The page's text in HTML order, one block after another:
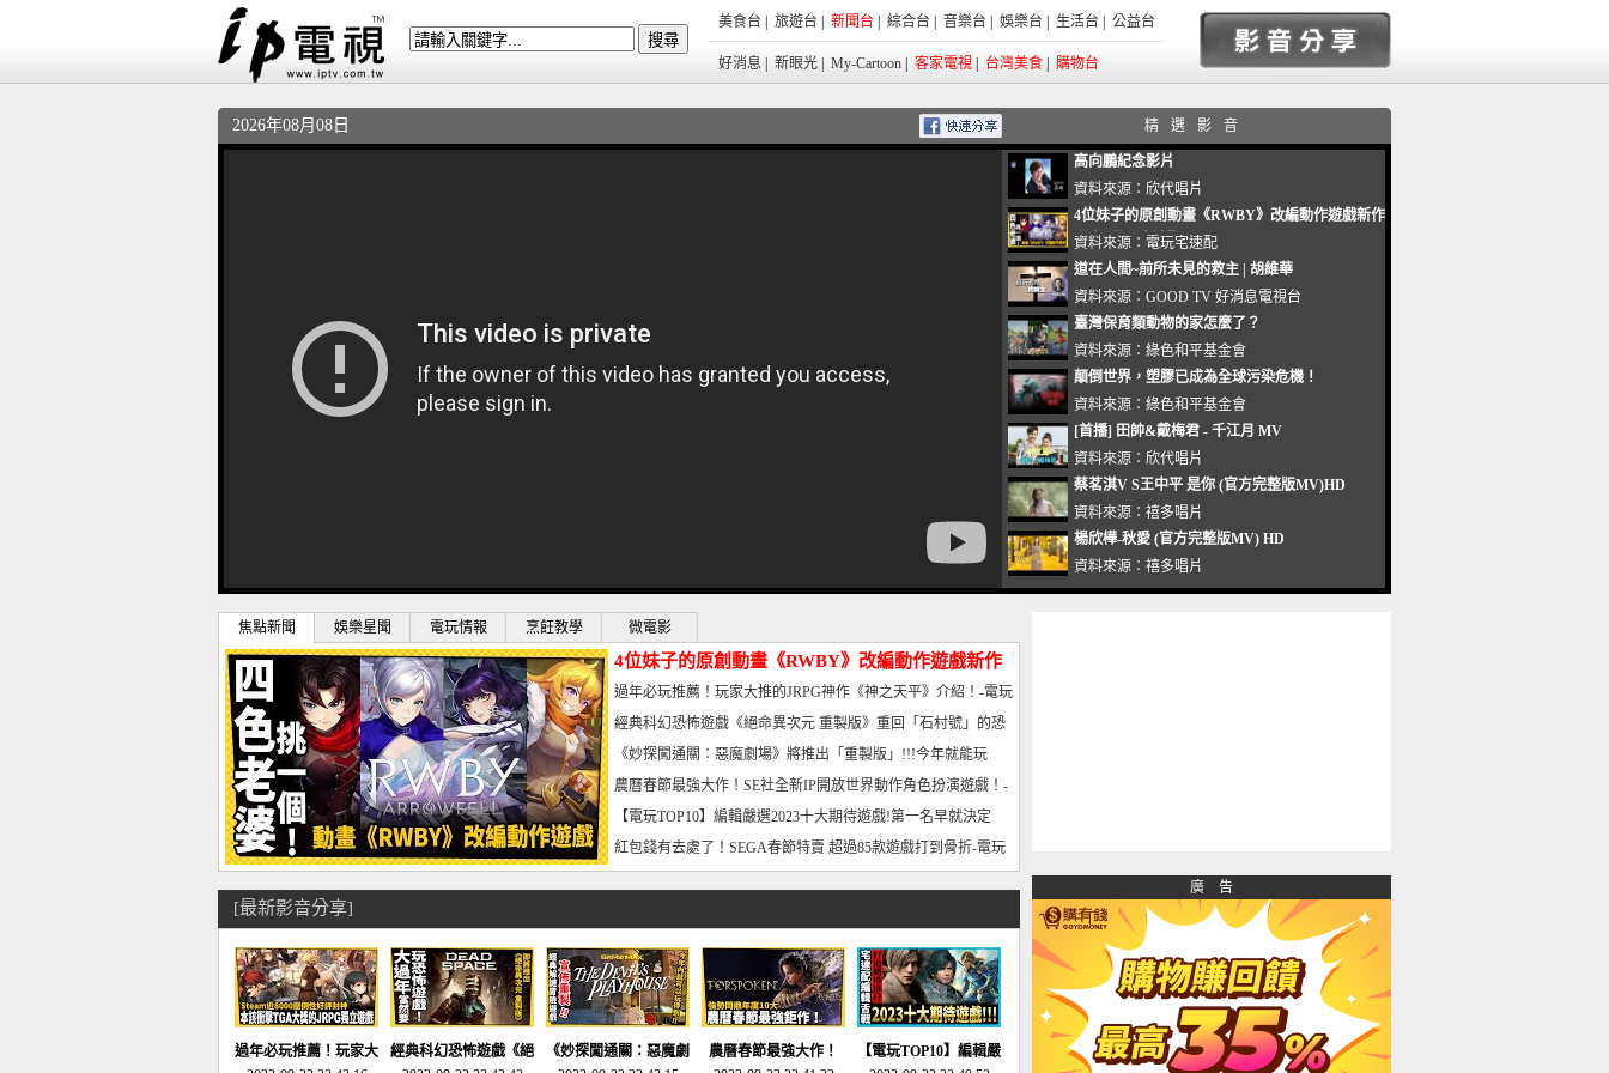
美食台 旅遊台 新聞台 綜合台 音樂台 娛樂台 生活台 公益台
好消息 新眼光 My-Cartoon 客家電視 台灣美食 購物台
2026年08月08日 精選影音
高向鵬紀念影片
資料來源： 欣代唱片
4位妹子的原創動畫《RWBY》改編動作遊戲新作
曝光_電玩宅速配20221102
資料來源： 電玩宅速配
道在人間~前所未見的救主 | 胡維華
資料來源： GOOD TV 好消息電視台
臺灣保育類動物的家怎麼了？
資料來源： 綠色和平基金會
顛倒世界，塑膠已成為全球污染危機！
資料來源： 綠色和平基金會
[首播] 田帥&戴梅君 - 千江月 MV
資料來源： 欣代唱片
蔡茗淇V S王中平 是你 (官方完整版MV)HD
資料來源： 禧多唱片
楊欣樺-秋愛 (官方完整版MV) HD
資料來源： 禧多唱片
焦點新聞 娛樂星聞 電玩情報 烹飪教學 微電影
4位妹子的原創動畫《RWBY》改編動作遊戲新作
曝光_電玩宅速配20221102
過年必玩推薦！玩家大推的JRPG神作《神之天平》介紹！-電玩
宅速配20230126
經典科幻恐怖遊戲《絕命異次元 重製版》重回「石村號」的恐
懼體驗-電玩宅速配20230125
《妙探闖通關：惡魔劇場》將推出「重製版」!!!今年就能玩
到!!-電玩宅速配20230124
農曆春節最強大作！SE社全新IP開放世界動作角色扮演遊戲！-
電玩宅速配20230123
【電玩TOP10】編輯嚴選2023十大期待遊戲!第一名早就決定
了，封面圖直接雷你!-電玩宅速配20230120
紅包錢有去處了！SEGA春節特賣 超過85款遊戲打到骨折-電玩
宅速配20230119
[最新影音分享]
過年必玩推薦！玩家大
經典科幻恐怖遊戲《絕
《妙探闖通關：惡魔劇
農曆春節最強大作！
【電玩TOP10】編輯嚴
廣 告